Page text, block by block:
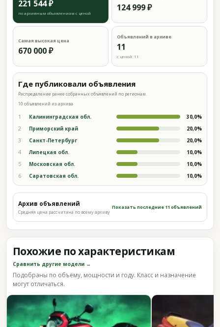
221 544 ₽
по архивным объявлениям с ценой
124 999 ₽
Самая высокая цена
670 000 ₽
Объявлений в архиве
11
с ценой: 11
Где публиковали объявления
Распределение ранее собранных объявлений по регионам.
10 объявлений из архива
1 Калининградская обл. 30,0%
2 Приморский край 20,0%
3 Санкт-Петербург 20,0%
4 Липецкая обл. 10,0%
5 Московская обл. 10,0%
6 Саратовская обл. 10,0%
Архив объявлений
Средняя цена рассчитана по всему архиву
Показать последние 11 объявлений
Похожие по характеристикам
Сравнить другие модели →
Подобраны по объёму, мощности и году. Класс и назначение
могут отличаться.